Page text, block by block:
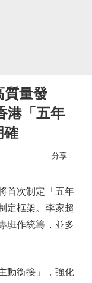
質量發
港「五年
確
分享
次制定「五年
定框架。李家超
班作統籌，並多
銜接」，強化